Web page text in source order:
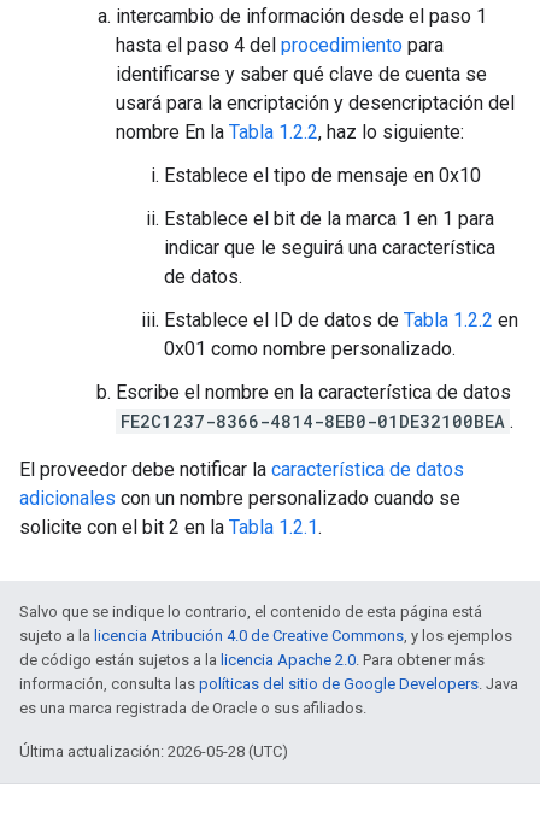
intercambio de información desde el paso 1
hasta el paso 4 del procedimiento para
identificarse y saber qué clave de cuenta se
usará para la encriptación y desencriptación del
nombre En la Tabla 1.2.2, haz lo siguiente:
Establece el tipo de mensaje en 0x10
Establece el bit de la marca 1 en 1 para
indicar que le seguirá una característica
de datos.
Establece el ID de datos de Tabla 1.2.2 en
0x01 como nombre personalizado.
Escribe el nombre en la característica de datos
FE2C1237-8366-4814-8EB0-01DE32100BEA .
El proveedor debe notificar la característica de datos
adicionales con un nombre personalizado cuando se
solicite con el bit 2 en la Tabla 1.2.1.
Salvo que se indique lo contrario, el contenido de esta página está
sujeto a la licencia Atribución 4.0 de Creative Commons, y los ejemplos
de código están sujetos a la licencia Apache 2.0. Para obtener más
información, consulta las políticas del sitio de Google Developers. Java
es una marca registrada de Oracle o sus afiliados.
Última actualización: 2026-05-28 (UTC)